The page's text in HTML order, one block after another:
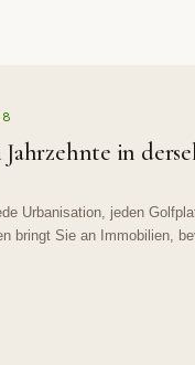
Jahrzehnte in
Urbanisation, jeden
bringt Sie an Immobilien,